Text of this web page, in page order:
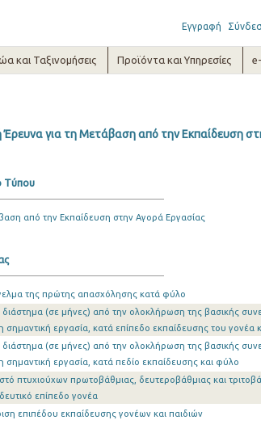
Εγγραφή
και Ταξινομήσεις Προϊόντα και Υπηρεσίες
Έρευνα για τη Μετάβαση από την Εκπαίδευση
Τύπου
από την Εκπαίδευση στην Αγορά Εργασίας
της πρώτης απασχόλησης κατά φύλο
(σε μήνες) από την ολοκλήρωση της βασικής
σημαντική εργασία, κατά επίπεδο εκπαίδευσης του γονέα
(σε μήνες) από την ολοκλήρωση της βασικής
σημαντική εργασία, κατά πεδίο εκπαίδευσης και φύλο
πτυχιούχων πρωτοβάθμιας, δευτεροβάθμιας και
επίπεδο γονέα
επιπέδου εκπαίδευσης γονέων και παιδιών